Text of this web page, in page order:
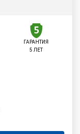
ГАРАНТИЯ
5 ЛЕТ